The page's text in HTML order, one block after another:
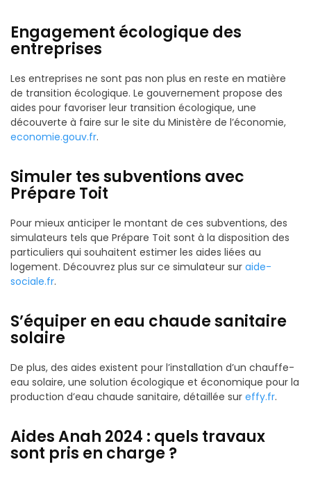
Engagement écologique des
entreprises
Les entreprises ne sont pas non plus en reste en matière
de transition écologique. Le gouvernement propose des
aides pour favoriser leur transition écologique, une
découverte à faire sur le site du Ministère de l’économie,
economie.gouv.fr.
Simuler tes subventions avec
Prépare Toit
Pour mieux anticiper le montant de ces subventions, des
simulateurs tels que Prépare Toit sont à la disposition des
particuliers qui souhaitent estimer les aides liées au
logement. Découvrez plus sur ce simulateur sur aide-
sociale.fr.
S’équiper en eau chaude sanitaire
solaire
De plus, des aides existent pour l’installation d’un chauffe-
eau solaire, une solution écologique et économique pour la
production d’eau chaude sanitaire, détaillée sur effy.fr.
Aides Anah 2024 : quels travaux
sont pris en charge ?